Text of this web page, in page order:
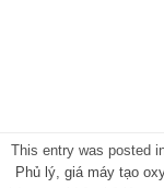
This entry was posted
Phủ lý,giá máy tạo